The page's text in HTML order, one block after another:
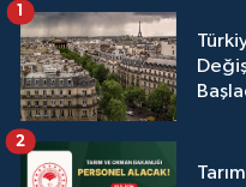
1
2